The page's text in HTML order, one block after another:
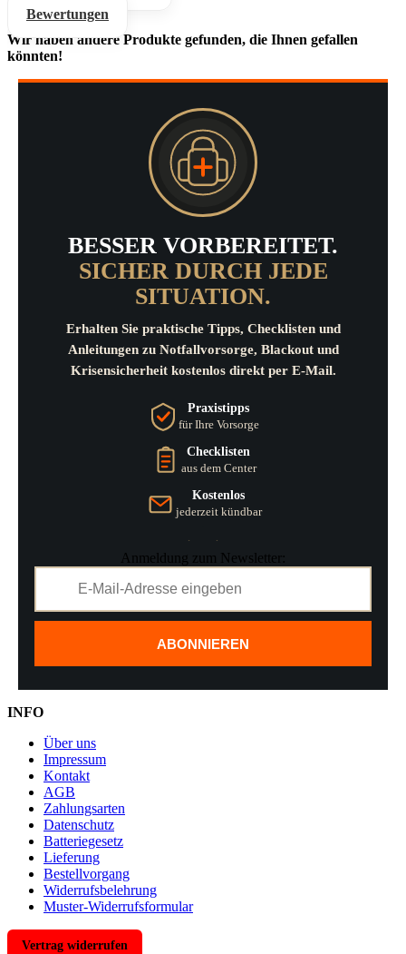
Bewertungen
Wir haben andere Produkte gefunden, die Ihnen gefallen
könnten!
BESSER VORBEREITET.
SICHER DURCH JEDE
SITUATION.
Erhalten Sie praktische Tipps, Checklisten und
Anleitungen zu Notfallvorsorge, Blackout und
Krisensicherheit kostenlos direkt per E-Mail.
Praxistipps
für Ihre Vorsorge
Checklisten
aus dem Center
Kostenlos
jederzeit kündbar
Anmeldung zum Newsletter:
ABONNIEREN
INFO
Über uns
Impressum
Kontakt
AGB
Zahlungsarten
Datenschutz
Batteriegesetz
Lieferung
Bestellvorgang
Widerrufsbelehrung
Muster-Widerrufsformular
Vertrag widerrufen